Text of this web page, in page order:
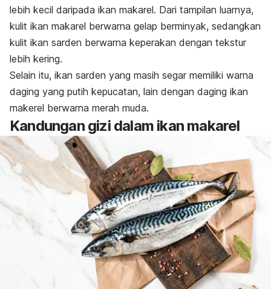
lebih kecil daripada ikan makarel. Dari tampilan luarnya,
kulit ikan makarel berwarna gelap berminyak, sedangkan
kulit ikan sarden berwarna keperakan dengan tekstur
lebih kering.
Selain itu, ikan sarden yang masih segar memiliki warna
daging yang putih kepucatan, lain dengan daging ikan
makerel berwarna merah muda.
Kandungan gizi dalam ikan makarel